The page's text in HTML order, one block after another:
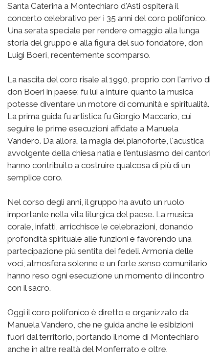
Santa Caterina a Montechiaro d'Asti ospiterà il
concerto celebrativo per i 35 anni del coro polifonico.
Una serata speciale per rendere omaggio alla lunga
storia del gruppo e alla figura del suo fondatore, don
Luigi Boeri, recentemente scomparso.
La nascita del coro risale al 1990, proprio con l'arrivo di
don Boeri in paese: fu lui a intuire quanto la musica
potesse diventare un motore di comunità e spiritualità.
La prima guida fu artistica fu Giorgio Maccario, cui
seguire le prime esecuzioni affidate a Manuela
Vandero. Da allora, la magia del pianoforte, l'acustica
avvolgente della chiesa natia e l'entusiasmo dei cantori
hanno contribuito a costruire qualcosa di più di un
semplice coro.
Nel corso degli anni, il gruppo ha avuto un ruolo
importante nella vita liturgica del paese. La musica
corale, infatti, arricchisce le celebrazioni, donando
profondità spirituale alle funzioni e favorendo una
partecipazione più sentita dei fedeli. Armonia delle
voci, atmosfera solenne e un forte senso comunitario
hanno reso ogni esecuzione un momento di incontro
con il sacro.
Oggi il coro polifonico è diretto e organizzato da
Manuela Vandero, che ne guida anche le esibizioni
fuori dal territorio, portando il nome di Montechiaro
anche in altre realtà del Monferrato e oltre.